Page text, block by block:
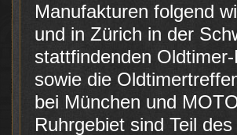
Manufakturen folgend
und in Zürich in der
stattfindenden
sowie die
bei München und
Ruhrgebiet sind Teil